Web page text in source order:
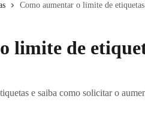
Como aumentar o limite de
limite de
e saiba como solicitar o